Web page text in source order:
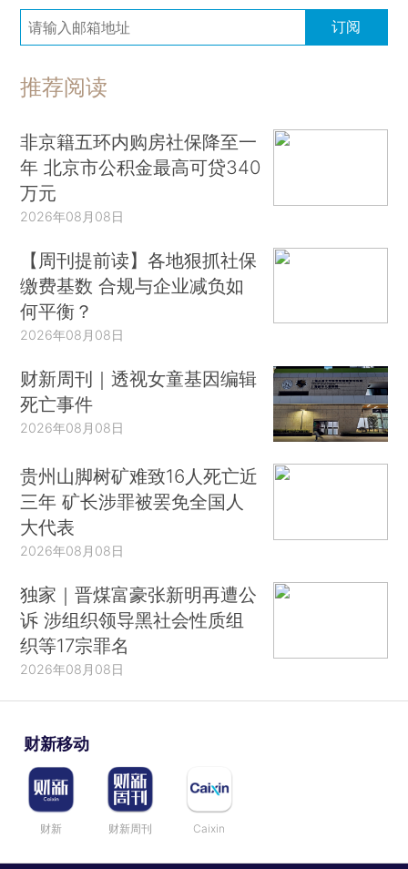
订阅
推荐阅读
非京籍五环内购房社保降至一
年 北京市公积金最高可贷340
万元
2026年08月08日
【周刊提前读】各地狠抓社保
缴费基数 合规与企业减负如
何平衡？
2026年08月08日
财新周刊｜透视女童基因编辑
死亡事件
2026年08月08日
贵州山脚树矿难致16人死亡近
三年 矿长涉罪被罢免全国人
大代表
2026年08月08日
独家｜晋煤富豪张新明再遭公
诉 涉组织领导黑社会性质组
织等17宗罪名
2026年08月08日
财新移动
财新 财新周刊 Caixin